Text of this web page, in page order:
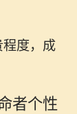
度，成
者个性